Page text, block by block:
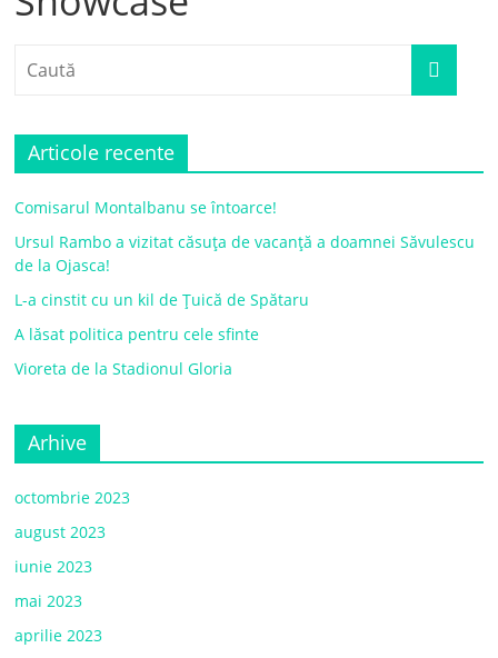
Articole recente
Comisarul Montalbanu se întoarce!
Ursul Rambo a vizitat căsuța de vacanță a doamnei Săvulescu
de la Ojasca!
L-a cinstit cu un kil de Țuică de Spătaru
A lăsat politica pentru cele sfinte
Vioreta de la Stadionul Gloria
Arhive
octombrie 2023
august 2023
iunie 2023
mai 2023
aprilie 2023